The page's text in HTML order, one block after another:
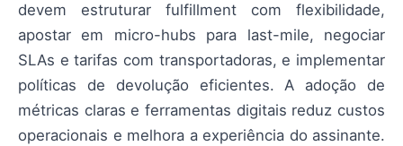
devem estruturar fulfillment com flexibilidade,
apostar em micro-hubs para last-mile, negociar
SLAs e tarifas com transportadoras, e implementar
políticas de devolução eficientes. A adoção de
métricas claras e ferramentas digitais reduz custos
operacionais e melhora a experiência do assinante.